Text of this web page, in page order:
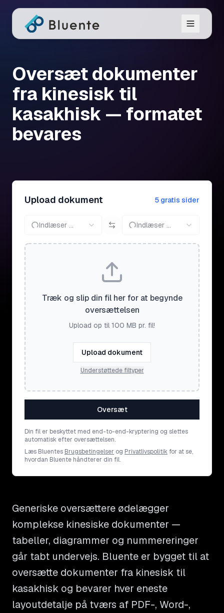
Oversæt dokumenter
fra kinesisk til
kasakhisk — formatet
bevares
Upload dokument 5 gratis sider
Indlæser ... Indlæser ...
Træk og slip din fil her for at begynde
oversættelsen
Upload op til 100 MB pr. fil!
Upload dokument
Understøttede filtyper
Oversæt
Din fil er beskyttet med end-to-end-kryptering og slettes
automatisk efter oversættelsen.
Læs Bluentes Brugsbetingelser og Privatlivspolitik for at se,
hvordan Bluente håndterer din fil.
Generiske oversættere ødelægger
komplekse kinesiske dokumenter —
tabeller, diagrammer og nummereringer
går tabt undervejs. Bluente er bygget til at
oversætte dokumenter fra kinesisk til
kasakhisk og bevarer hver eneste
layoutdetalje på tværs af PDF-, Word-,